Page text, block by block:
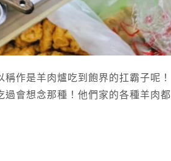
作是羊肉爐吃到飽界的扛霸子呢！
會想念那種！他們家的各種羊肉都